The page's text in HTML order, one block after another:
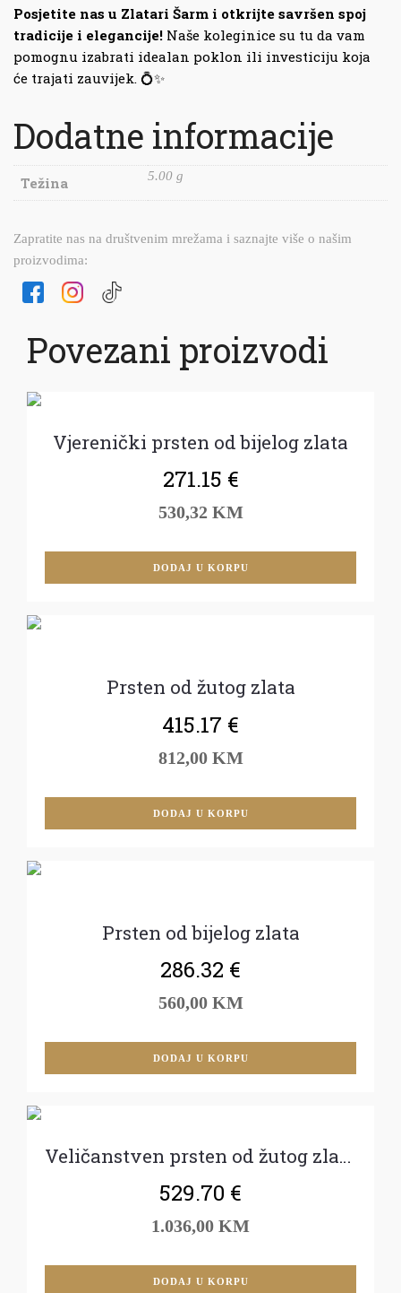
Posjetite nas u Zlatari Šarm i otkrijte savršen spoj
tradicije i elegancije! Naše koleginice su tu da vam
pomognu izabrati idealan poklon ili investiciju koja
će trajati zauvijek. 💍✨
Dodatne informacije
Težina 5.00 g
Zapratite nas na društvenim mrežama i saznajte više o našim
proizvodima:
Povezani proizvodi
Vjerenički prsten od bijelog zlata
271.15 €
530,32 KM
DODAJ U KORPU
Prsten od žutog zlata
415.17 €
812,00 KM
DODAJ U KORPU
Prsten od bijelog zlata
286.32 €
560,00 KM
DODAJ U KORPU
Veličanstven prsten od žutog zlata
529.70 €
1.036,00 KM
DODAJ U KORPU